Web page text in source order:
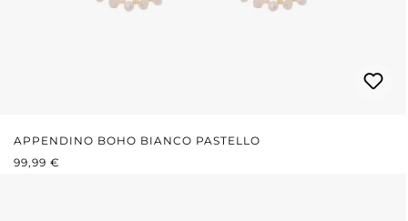
APPENDINO BOHO BIANCO PASTELLO
PREZZO NORMALE:
99,99 €